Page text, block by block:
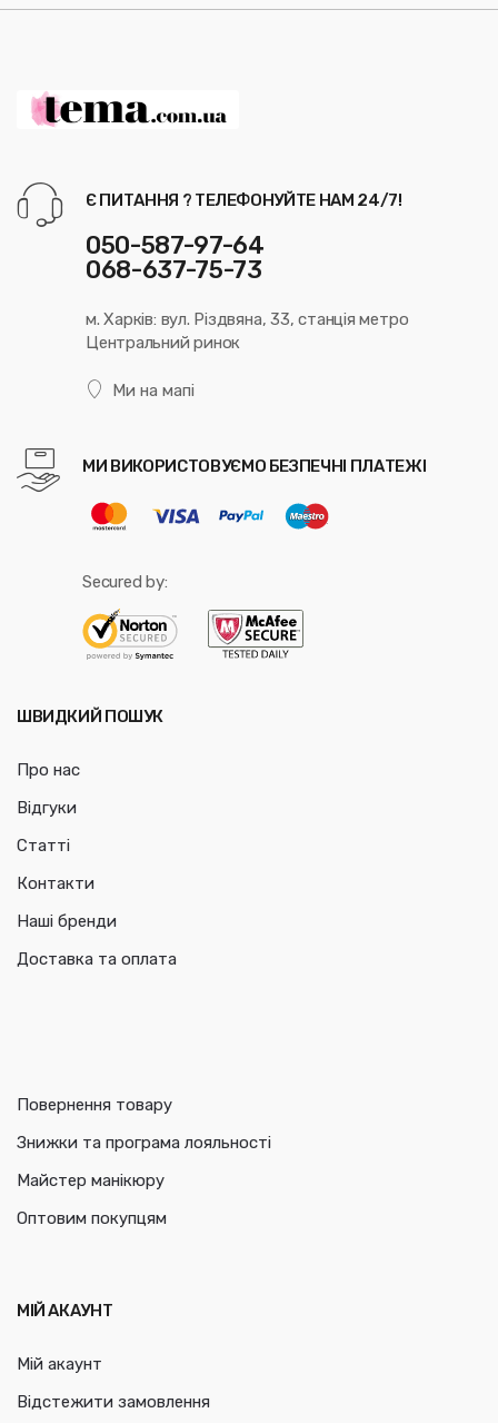
Є ПИТАННЯ ? ТЕЛЕФОНУЙТЕ НАМ 24/7!
050-587-97-64
068-637-75-73
м. Харків: вул. Різдвяна, 33, станція метро
Центральний ринок
Ми на мапі
МИ ВИКОРИСТОВУЄМО БЕЗПЕЧНІ ПЛАТЕЖІ
Secured by:
ШВИДКИЙ ПОШУК
Про нас
Відгуки
Статті
Контакти
Наші бренди
Доставка та оплата
Повернення товару
Знижки та програма лояльності
Майстер манікюру
Оптовим покупцям
МІЙ АКАУНТ
Мій акаунт
Відстежити замовлення